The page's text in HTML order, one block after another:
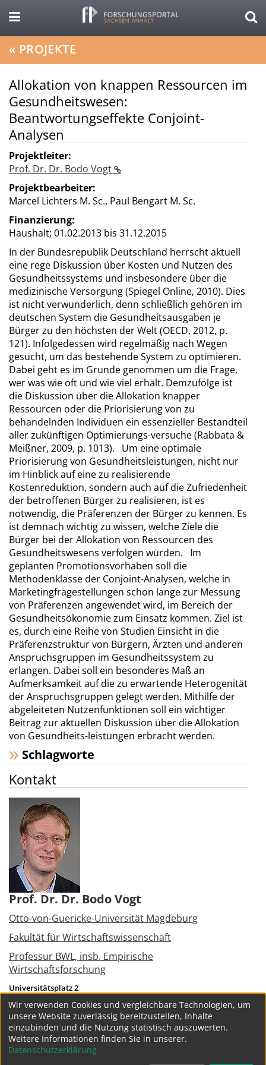
« PROJEKTE
Allokation von knappen Ressourcen im
Gesundheitswesen:
Beantwortungseffekte Conjoint-
Analysen
Projektleiter:
Prof. Dr. Dr. Bodo Vogt
Projektbearbeiter:
Marcel Lichters M. Sc., Paul Bengart M. Sc.
Finanzierung:
Haushalt; 01.02.2013 bis 31.12.2015
In der Bundesrepublik Deutschland herrscht aktuell
eine rege Diskussion über Kosten und Nutzen des
Gesundheitssystems und insbesondere über die
medizinische Versorgung (Spiegel Online, 2010). Dies
ist nicht verwunderlich, denn schließlich gehören im
deutschen System die Gesundheitsausgaben je
Bürger zu den höchsten der Welt (OECD, 2012, p.
121). Infolgedessen wird regelmäßig nach Wegen
gesucht, um das bestehende System zu optimieren.
Dabei geht es im Grunde genommen um die Frage,
wer was wie oft und wie viel erhält. Demzufolge ist
die Diskussion über die Allokation knapper
Ressourcen oder die Priorisierung von zu
behandelnden Individuen ein essenzieller Bestandteil
aller zukünftigen Optimierungs-versuche (Rabbata &
Meißner, 2009, p. 1013). Um eine optimale
Priorisierung von Gesundheitsleistungen, nicht nur
im Hinblick auf eine zu realisierende
Kostenreduktion, sondern auch auf die Zufriedenheit
der betroffenen Bürger zu realisieren, ist es
notwendig, die Präferenzen der Bürger zu kennen. Es
ist demnach wichtig zu wissen, welche Ziele die
Bürger bei der Allokation von Ressourcen des
Gesundheitswesens verfolgen würden. Im
geplanten Promotionsvorhaben soll die
Methodenklasse der Conjoint-Analysen, welche in
Marketingfragestellungen schon lange zur Messung
von Präferenzen angewendet wird, im Bereich der
Gesundheitsökonomie zum Einsatz kommen. Ziel ist
es, durch eine Reihe von Studien Einsicht in die
Präferenzstruktur von Bürgern, Ärzten und anderen
Anspruchsgruppen im Gesundheitssystem zu
erlangen. Dabei soll ein besonderes Maß an
Aufmerksamkeit auf die zu erwartende Heterogenität
der Anspruchsgruppen gelegt werden. Mithilfe der
abgeleiteten Nutzenfunktionen soll ein wichtiger
Beitrag zur aktuellen Diskussion über die Allokation
von Gesundheits-leistungen erbracht werden.
Schlagworte
Kontakt
Prof. Dr. Dr. Bodo Vogt
Otto-von-Guericke-Universität Magdeburg
Fakultät für Wirtschaftswissenschaft
Professur BWL, insb. Empirische
Wirtschaftsforschung
Universitätsplatz 2
39106
Magdeburg
Tel.:
+49 391 6758531
bodo.vogt@ww.uni-magdeburg.de
weitere Projekte
Wir verwenden Cookies und vergleichbare Technologien, um
unsere Website zuverlässig bereitzustellen, Inhalte
einzubinden und die Nutzung statistisch auszuwerten.
Weitere Informationen finden Sie in unserer.
Datenschutzerklärung